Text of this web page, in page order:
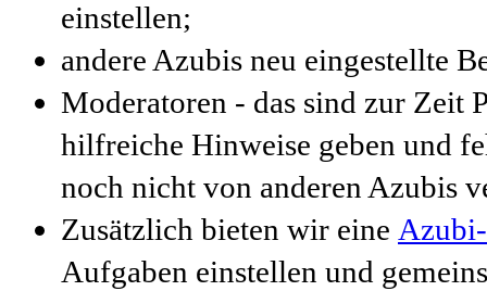
einstellen;
andere Azubis neu eingestellte
Moderatoren - das sind zur Zeit
hilfreiche Hinweise geben und
noch nicht von anderen Azubis
Zusätzlich bieten wir eine
Aufgaben einstellen und